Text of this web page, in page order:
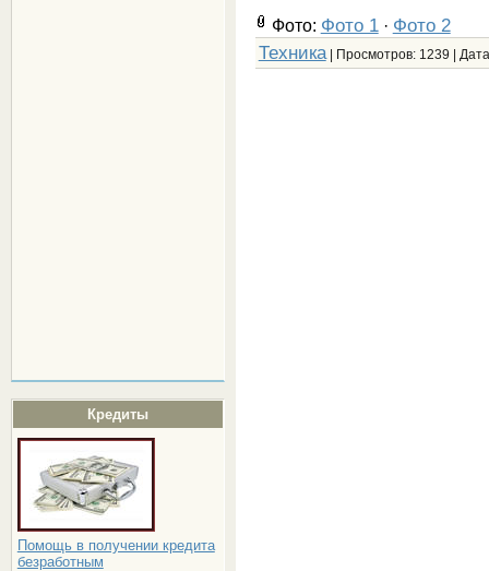
Кредиты
Помощь в получении кредита
безработным
Фото: Фото 1· Фото 2
Техника| Просмотров: 1239 |